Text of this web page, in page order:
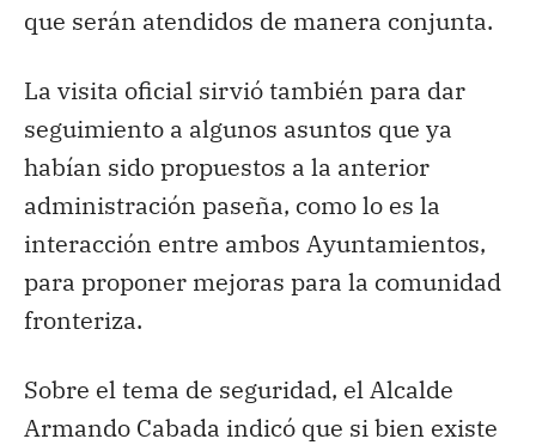
que serán atendidos de manera conjunta.
La visita oficial sirvió también para dar
seguimiento a algunos asuntos que ya
habían sido propuestos a la anterior
administración paseña, como lo es la
interacción entre ambos Ayuntamientos,
para proponer mejoras para la comunidad
fronteriza.
Sobre el tema de seguridad, el Alcalde
Armando Cabada indicó que si bien existe